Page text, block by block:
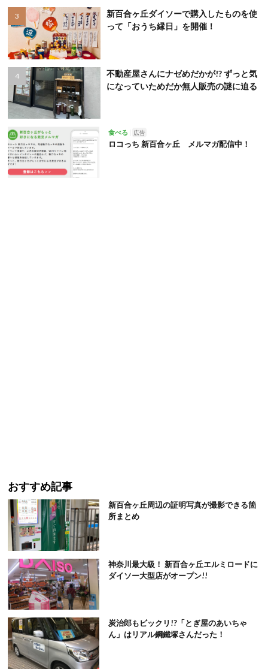
新百合ヶ丘ダイソーで購入したものを使
って「おうち縁日」を開催！
不動産屋さんにナゼめだかが!? ずっと気
になっていためだか無人販売の謎に迫る
食べる 広告
ロコっち 新百合ヶ丘 メルマガ配信中！
おすすめ記事
新百合ヶ丘周辺の証明写真が撮影できる箇
所まとめ
神奈川最大級！ 新百合ヶ丘エルミロードに
ダイソー大型店がオープン!!
炭治郎もビックリ!?「とぎ屋のあいちゃ
ん」はリアル鋼鐵塚さんだった！